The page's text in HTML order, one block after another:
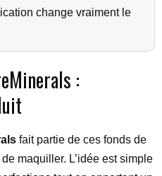
change vraiment le
:
fait partie de ces fonds de
maquiller. L’idée est simple